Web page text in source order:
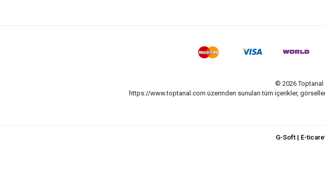
© 2026 Toptanal
https://www.toptanal.com üzerinden sunulan tüm içerikler,
G-Soft | E-